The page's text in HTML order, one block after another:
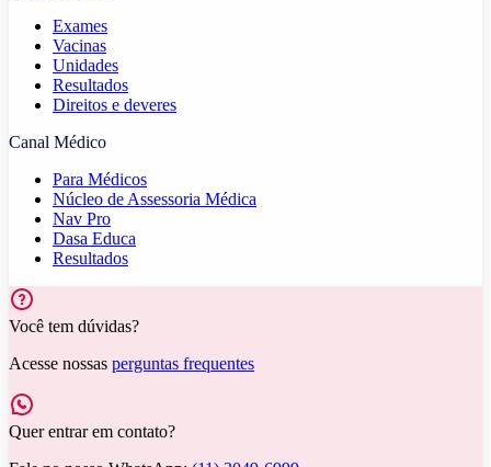
Exames
Vacinas
Unidades
Resultados
Direitos e deveres
Canal Médico
Para Médicos
Núcleo de Assessoria Médica
Nav Pro
Dasa Educa
Resultados
Você tem dúvidas?
Acesse nossas perguntas frequentes
Quer entrar em contato?